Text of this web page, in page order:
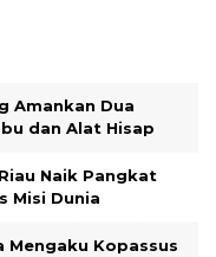
Amankan Dua
dan Alat Hisap
Naik Pangkat
Misi Dunia
Kopassus